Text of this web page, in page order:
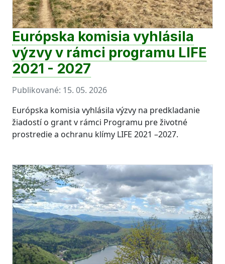
Európska komisia vyhlásila
výzvy v rámci programu LIFE
2021 - 2027
Publikované: 15. 05. 2026
Európska komisia vyhlásila výzvy na predkladanie
žiadostí o grant v rámci Programu pre životné
prostredie a ochranu klímy LIFE 2021 –2027.